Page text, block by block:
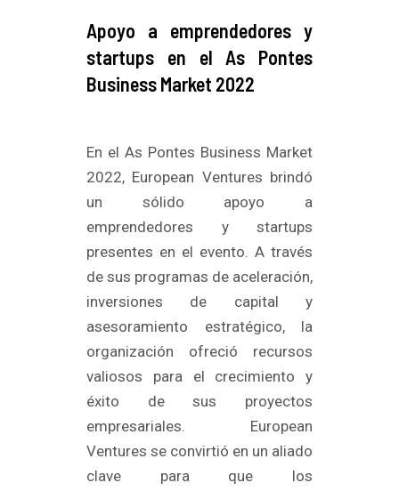
Apoyo a emprendedores y
startups en el As Pontes
Business Market 2022
En el As Pontes Business Market
2022, European Ventures brindó
un sólido apoyo a
emprendedores y startups
presentes en el evento. A través
de sus programas de aceleración,
inversiones de capital y
asesoramiento estratégico, la
organización ofreció recursos
valiosos para el crecimiento y
éxito de sus proyectos
empresariales. European
Ventures se convirtió en un aliado
clave para que los